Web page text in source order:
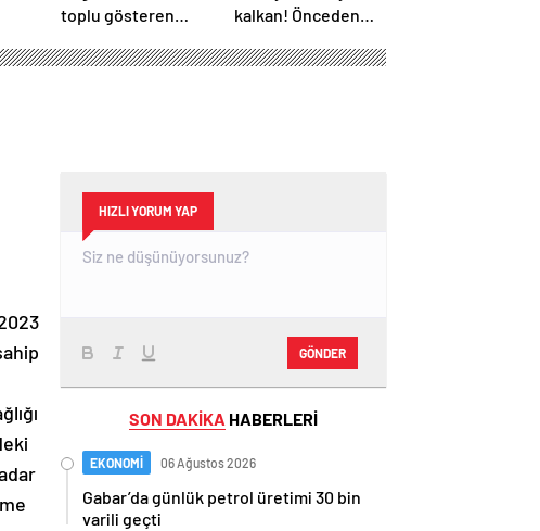
toplu gösteren
gelse fark edilmiyor
kalkan! Önceden
Sina’nın da sırrıymış
HIZLI YORUM YAP
GÖNDER
SON DAKİKA HABERLERİ
EKONOMİ 06 Ağustos 2026
Gabar’da günlük petrol üretimi 30 bin
varili geçti